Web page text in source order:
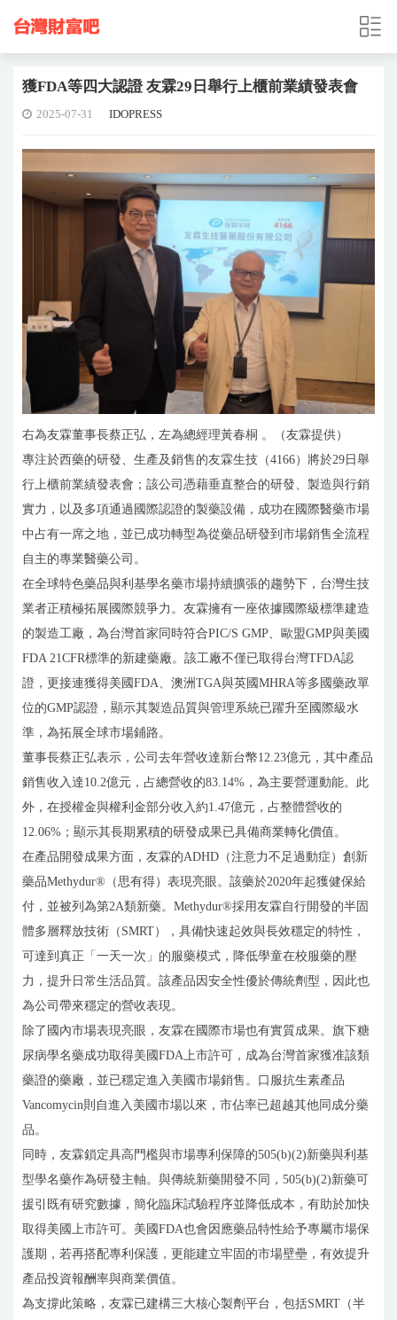
獲FDA等四大認證 友霖29日舉行上櫃前業績發表會
2025-07-31 IDOPRESS
右為友霖董事長蔡正弘，左為總經理黃春桐 。（友霖提供）
專注於西藥的研發、生產及銷售的友霖生技（4166）將於29日舉
行上櫃前業績發表會；該公司憑藉垂直整合的研發、製造與行銷
實力，以及多項通過國際認證的製藥設備，成功在國際醫藥市場
中占有一席之地，並已成功轉型為從藥品研發到市場銷售全流程
自主的專業醫藥公司。
在全球特色藥品與利基學名藥市場持續擴張的趨勢下，台灣生技
業者正積極拓展國際競爭力。友霖擁有一座依據國際級標準建造
的製造工廠，為台灣首家同時符合PIC/S GMP、歐盟GMP與美國
FDA 21CFR標準的新建藥廠。該工廠不僅已取得台灣TFDA認
證，更接連獲得美國FDA、澳洲TGA與英國MHRA等多國藥政單
位的GMP認證，顯示其製造品質與管理系統已躍升至國際級水
準，為拓展全球市場鋪路。
董事長蔡正弘表示，公司去年營收達新台幣12.23億元，其中產品
銷售收入達10.2億元，占總營收的83.14%，為主要營運動能。此
外，在授權金與權利金部分收入約1.47億元，占整體營收的
12.06%；顯示其長期累積的研發成果已具備商業轉化價值。
在產品開發成果方面，友霖的ADHD（注意力不足過動症）創新
藥品Methydur®（思有得）表現亮眼。該藥於2020年起獲健保給
付，並被列為第2A類新藥。Methydur®採用友霖自行開發的半固
體多層釋放技術（SMRT），具備快速起效與長效穩定的特性，
可達到真正「一天一次」的服藥模式，降低學童在校服藥的壓
力，提升日常生活品質。該產品因安全性優於傳統劑型，因此也
為公司帶來穩定的營收表現。
除了國內市場表現亮眼，友霖在國際市場也有實質成果。旗下糖
尿病學名藥成功取得美國FDA上市許可，成為台灣首家獲准該類
藥證的藥廠，並已穩定進入美國市場銷售。口服抗生素產品
Vancomycin則自進入美國市場以來，市佔率已超越其他同成分藥
品。
同時，友霖鎖定具高門檻與市場專利保障的505(b)(2)新藥與利基
型學名藥作為研發主軸。與傳統新藥開發不同，505(b)(2)新藥可
援引既有研究數據，簡化臨床試驗程序並降低成本，有助於加快
取得美國上市許可。美國FDA也會因應藥品特性給予專屬市場保
護期，若再搭配專利保護，更能建立牢固的市場壁壘，有效提升
產品投資報酬率與商業價值。
為支撐此策略，友霖已建構三大核心製劑平台，包括SMRT（半